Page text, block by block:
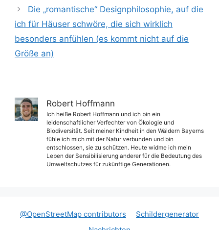
Die „romantische“ Designphilosophie, auf die
ich für Häuser schwöre, die sich wirklich
besonders anfühlen (es kommt nicht auf die
Größe an)
Robert Hoffmann
Ich heiße Robert Hoffmann und ich bin ein
leidenschaftlicher Verfechter von Ökologie und
Biodiversität. Seit meiner Kindheit in den Wäldern Bayerns
fühle ich mich mit der Natur verbunden und bin
entschlossen, sie zu schützen. Heute widme ich mein
Leben der Sensibilisierung anderer für die Bedeutung des
Umweltschutzes für zukünftige Generationen.
@OpenStreetMap contributors
Schildergenerator